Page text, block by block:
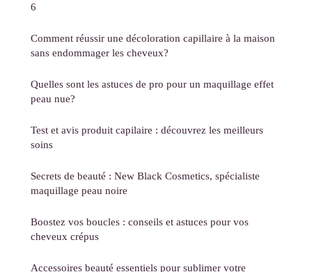
6
Comment réussir une décoloration capillaire à la maison
sans endommager les cheveux?
Quelles sont les astuces de pro pour un maquillage effet
peau nue?
Test et avis produit capilaire : découvrez les meilleurs
soins
Secrets de beauté : New Black Cosmetics, spécialiste
maquillage peau noire
Boostez vos boucles : conseils et astuces pour vos
cheveux crépus
Accessoires beauté essentiels pour sublimer votre